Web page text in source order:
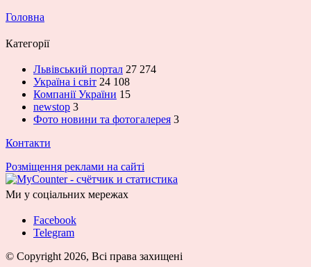
Головна
Категорії
Львівський портал 27 274
Україна і світ 24 108
Компанії України 15
newstop 3
Фото новини та фотогалерея 3
Контакти
Розміщення реклами на сайті
Ми у соціальних мережах
Facebook
Telegram
© Copyright 2026, Всі права захищені